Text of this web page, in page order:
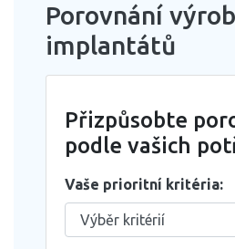
Porovnání
implantátů
Přizpůsobte
podle vašich
Vaše prioritní kritéria: